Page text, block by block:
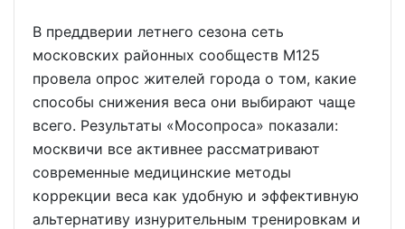
В преддверии летнего сезона сеть
московских районных сообществ М125
провела опрос жителей города о том, какие
способы снижения веса они выбирают чаще
всего. Результаты «Мосопроса» показали:
москвичи все активнее рассматривают
современные медицинские методы
коррекции веса как удобную и эффективную
альтернативу изнурительным тренировкам и